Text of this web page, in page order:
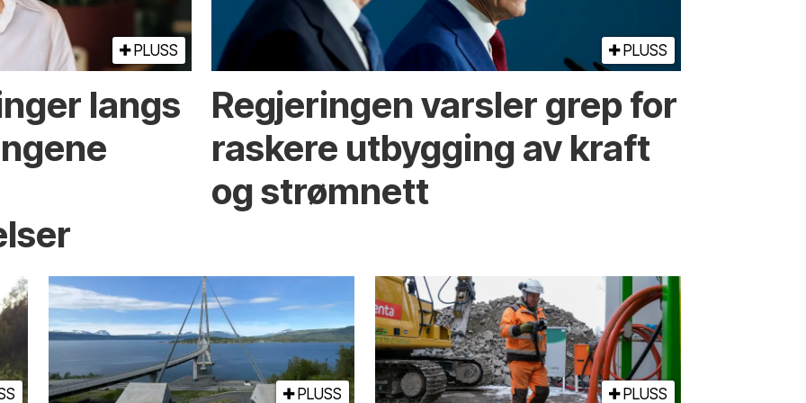
PLUSS
langs
PLUSS
Regjeringen varsler grep for
raskere utbygging av kraft
og strømnett
PLUSS PLUSS